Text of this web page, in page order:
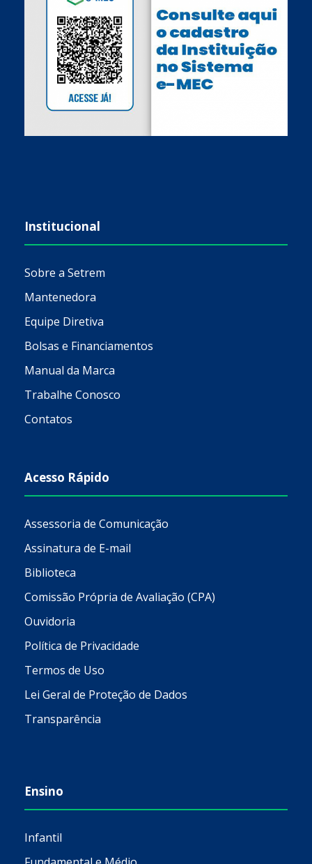
Institucional
Sobre a Setrem
Mantenedora
Equipe Diretiva
Bolsas e Financiamentos
Manual da Marca
Trabalhe Conosco
Contatos
Acesso Rápido
Assessoria de Comunicação
Assinatura de E-mail
Biblioteca
Comissão Própria de Avaliação (CPA)
Ouvidoria
Política de Privacidade
Termos de Uso
Lei Geral de Proteção de Dados
Transparência
Ensino
Infantil